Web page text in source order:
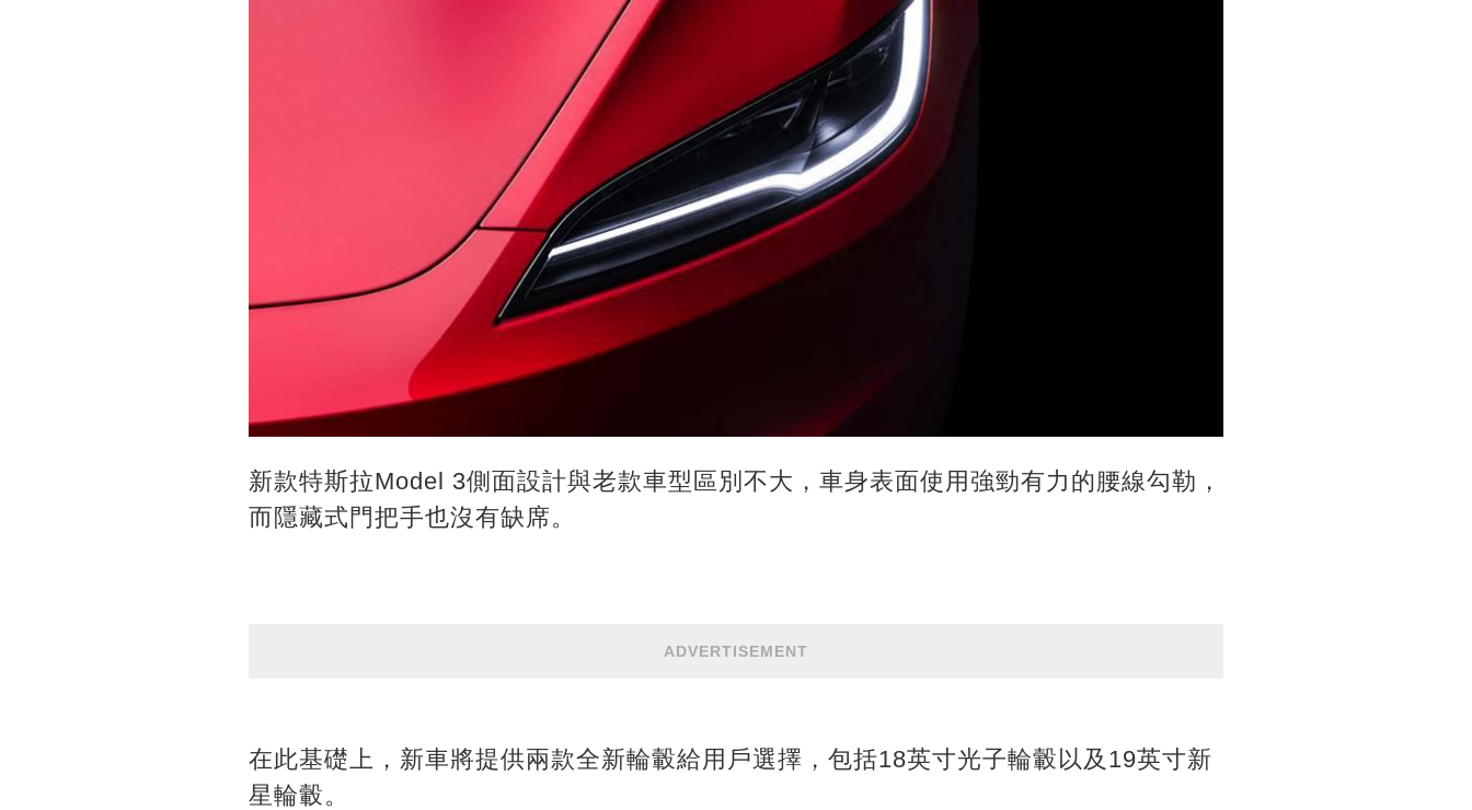
新款特斯拉Model 3側面設計與老款車型區別不大，車身表面使用強勁有力的腰線勾勒，
而隱藏式門把手也沒有缺席。
ADVERTISEMENT
在此基礎上，新車將提供兩款全新輪轂給用戶選擇，包括18英寸光子輪轂以及19英寸新
星輪轂。